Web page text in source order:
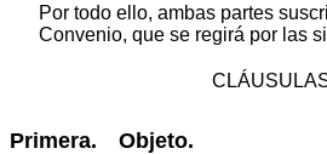
Por todo ello, ambas partes
Convenio, que se regirá por las
Primera. Objeto.